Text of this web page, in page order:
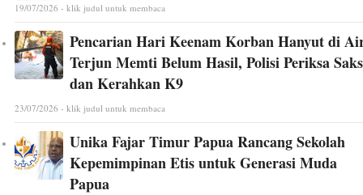
19/07/2026 - klik judul untuk membaca
Pencarian Hari Keenam Korban Hanyut di
Terjun Memti Belum Hasil, Polisi Periksa
dan Kerahkan K9
23/07/2026 - klik judul untuk membaca
Unika Fajar Timur Papua Rancang Sekolah
Kepemimpinan Etis untuk Generasi Muda
Papua